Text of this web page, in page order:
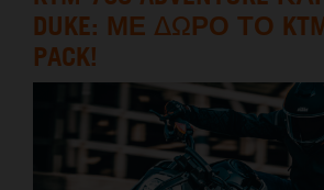
DUKE: ΜΕ ΔΩΡΟ ΤΟ KTM
PACK!